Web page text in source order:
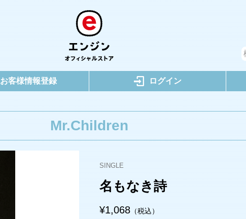
お客様情報登録 ログイン
Mr.Children
SINGLE
名もなき詩
¥1,068（税込）